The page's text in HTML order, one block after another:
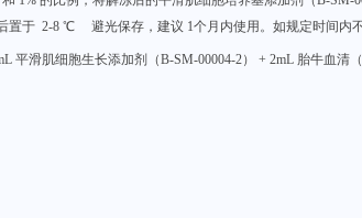
置于 2-8 ℃ 避光保存，建议 1个月内使用。如规定时间内
平滑肌细胞生长添加剂 （B-SM-00004-2） + 2mL 胎牛血清